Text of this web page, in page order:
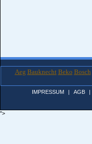
Aeg Bauknecht Beko Bosch
IMPRESSUM | AGB |
">